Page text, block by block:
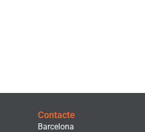
Contacte
Barcelona